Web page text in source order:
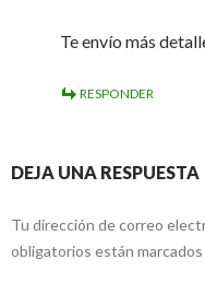
Te envío más
RESPONDER
DEJA UNA RESPUESTA
Tu dirección de correo
obligatorios están marcados